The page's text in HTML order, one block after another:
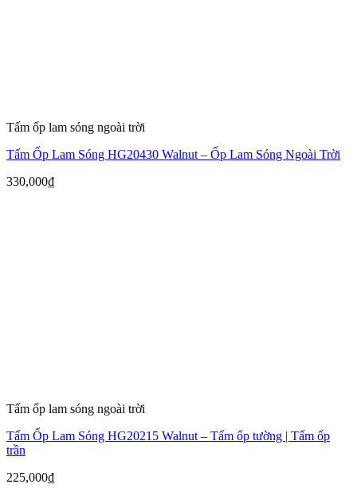
Tấm ốp lam sóng ngoài trời
Tấm Ốp Lam Sóng HG20430 Walnut – Ốp Lam Sóng Ngoài Trời
330,000₫
Tấm ốp lam sóng ngoài trời
Tấm Ốp Lam Sóng HG20215 Walnut – Tấm ốp tường | Tấm ốp
trần
225,000₫